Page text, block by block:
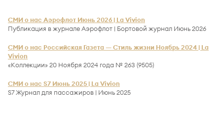
СМИ о нас Аэрофлот Июнь 2026 | La Vivion
Публикация в журнале Аэрофлот | Бортовой журнал Июнь 2026
СМИ о нас Российская Газета — Стиль жизни Ноябрь 2024 | La
Vivion
«Коллекции» 20 Ноября 2024 года № 263 (9505)
СМИ о нас S7 Июнь 2025 | La Vivion
S7 Журнал для пассажиров | Июнь 2025